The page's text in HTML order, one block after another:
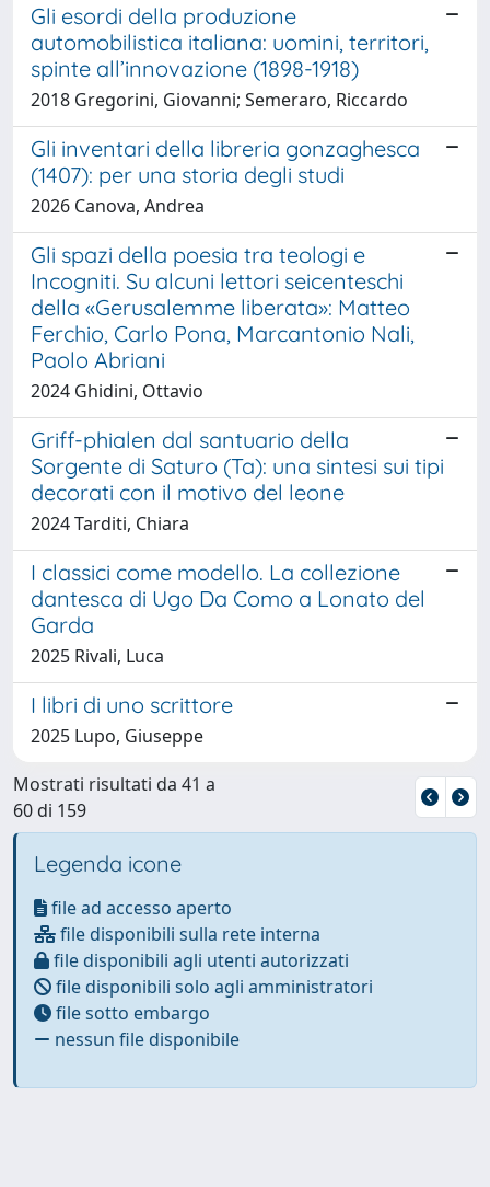
Gli esordi della produzione
automobilistica italiana: uomini, territori,
spinte all’innovazione (1898-1918)
2018 Gregorini, Giovanni; Semeraro, Riccardo
Gli inventari della libreria gonzaghesca
(1407): per una storia degli studi
2026 Canova, Andrea
Gli spazi della poesia tra teologi e
Incogniti. Su alcuni lettori seicenteschi
della «Gerusalemme liberata»: Matteo
Ferchio, Carlo Pona, Marcantonio Nali,
Paolo Abriani
2024 Ghidini, Ottavio
Griff-phialen dal santuario della
Sorgente di Saturo (Ta): una sintesi sui tipi
decorati con il motivo del leone
2024 Tarditi, Chiara
I classici come modello. La collezione
dantesca di Ugo Da Como a Lonato del
Garda
2025 Rivali, Luca
I libri di uno scrittore
2025 Lupo, Giuseppe
Mostrati risultati da 41 a
60 di 159
Legenda icone
file ad accesso aperto
file disponibili sulla rete interna
file disponibili agli utenti autorizzati
file disponibili solo agli amministratori
file sotto embargo
nessun file disponibile